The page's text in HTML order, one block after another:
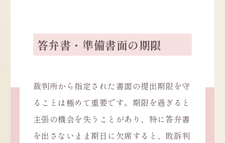
答弁書・準備書面の期限
裁判所から指定された書面の提出期限を守
ることは極めて重要です。期限を過ぎると
主張の機会を失うことがあり、特に答弁書
を出さないまま期日に欠席すると、敗訴判